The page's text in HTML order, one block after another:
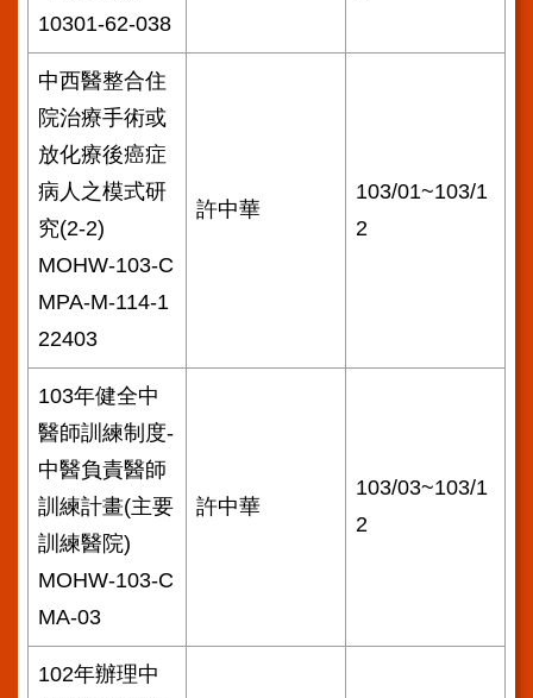
10301-62-038
中西醫整合住
院治療手術或
放化療後癌症
病人之模式研
究(2-2)
MOHW-103-C
MPA-M-114-1
22403
許中華
103/01~103/1
2
103年健全中
醫師訓練制度-
中醫負責醫師
訓練計畫(主要
訓練醫院)
MOHW-103-C
MA-03
許中華
103/03~103/1
2
102年辦理中